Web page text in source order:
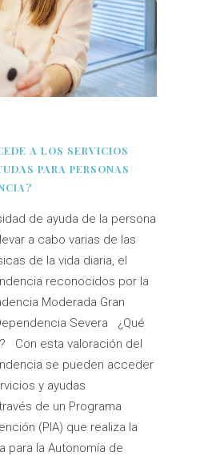
A LOS SERVICIOS
PARA PERSONAS
de ayuda de la persona
a cabo varias de las
de la vida diaria, el
reconocidos por la
Moderada Gran
Severa ¿Qué
Con esta valoración del
se pueden acceder
y ayudas
de un Programa
(PIA) que realiza la
para la Autonomía de